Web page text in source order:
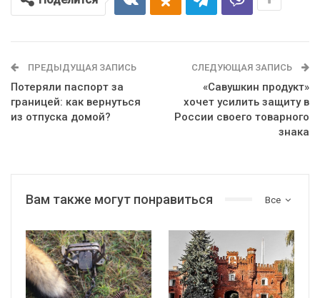
ПРЕДЫДУЩАЯ ЗАПИСЬ
Потеряли паспорт за
границей: как вернуться
из отпуска домой?
СЛЕДУЮЩАЯ ЗАПИСЬ
«Савушкин продукт»
хочет усилить защиту в
России своего товарного
знака
Все
Вам также могут понравиться